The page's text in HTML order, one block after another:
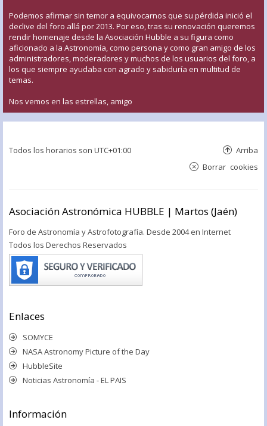
Podemos afirmar sin temor a equivocarnos que su pérdida inició el
declive del foro allá por 2013. Por eso, tras su renovación queremos
rendir homenaje desde la Asociación Hubble a su figura como
aficionado a la Astronomía, como persona y como gran amigo de los
administradores, moderadores y muchos de los usuarios del foro, a
los que siempre ayudaba con agrado y sabiduría en multitud de
temas.
Nos vemos en las estrellas, amigo
Todos los horarios son UTC+01:00 Arriba
Borrar cookies
Asociación Astronómica HUBBLE | Martos (Jaén)
Foro de Astronomía y Astrofotografía. Desde 2004 en Internet
Todos los Derechos Reservados
Enlaces
SOMYCE
NASA Astronomy Picture of the Day
HubbleSite
Noticias Astronomía - EL PAIS
Información